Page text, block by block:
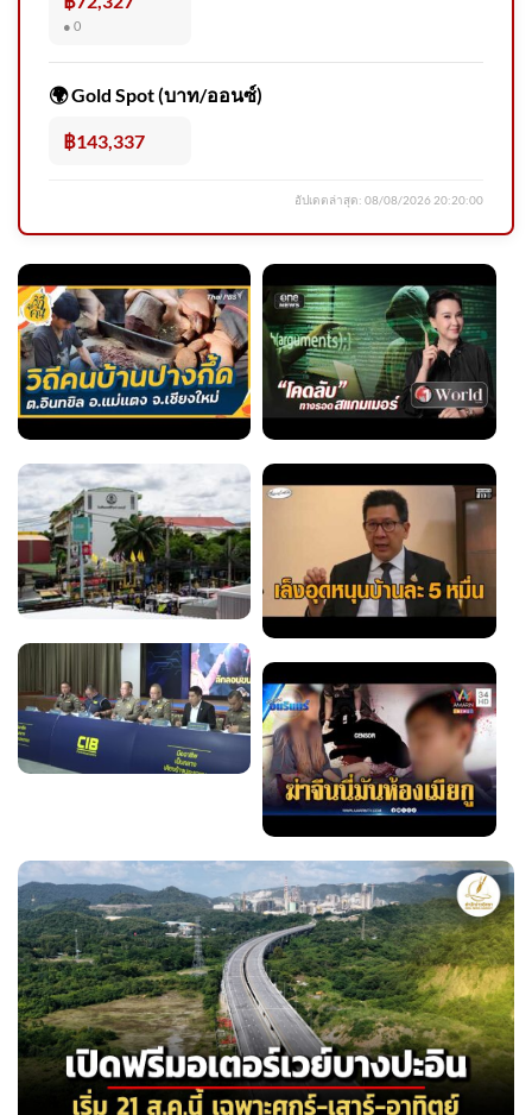
แข่งขันเพื่อบรรจุและแต่งตั้ง
บุคคล
2026-08-07 16:17:00 | ข่าวสาร
● 0
🌍 Gold Spot (บาท/ออนซ์)
฿143,337
อัปเดตล่าสุด: 08/08/2026 20:20:00